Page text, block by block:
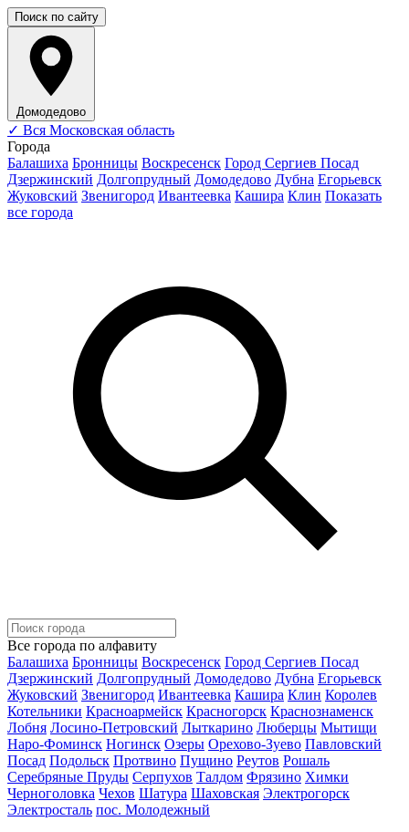
Поиск по сайту
Домодедово
✓ Вся Московская область
Города
Балашиха Бронницы Воскресенск Город Сергиев Посад
Дзержинский Долгопрудный Домодедово Дубна Егорьевск
Жуковский Звенигород Ивантеевка Кашира Клин Показать
все города
Все города по алфавиту
Балашиха Бронницы Воскресенск Город Сергиев Посад
Дзержинский Долгопрудный Домодедово Дубна Егорьевск
Жуковский Звенигород Ивантеевка Кашира Клин Королев
Котельники Красноармейск Красногорск Краснознаменск
Лобня Лосино-Петровский Лыткарино Люберцы Мытищи
Наро-Фоминск Ногинск Озеры Орехово-Зуево Павловский
Посад Подольск Протвино Пущино Реутов Рошаль
Серебряные Пруды Серпухов Талдом Фрязино Химки
Черноголовка Чехов Шатура Шаховская Электрогорск
Электросталь пос. Молодежный